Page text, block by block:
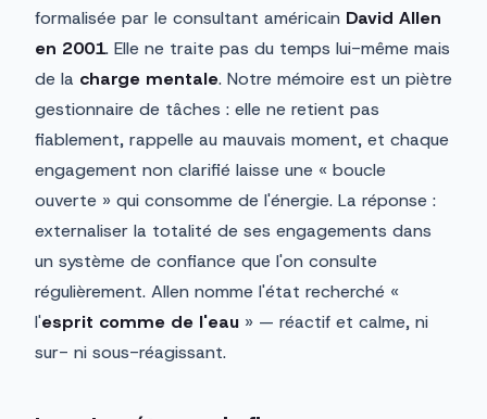
formalisée par le consultant américain David Allen
en 2001. Elle ne traite pas du temps lui-même mais
de la charge mentale. Notre mémoire est un piètre
gestionnaire de tâches : elle ne retient pas
fiablement, rappelle au mauvais moment, et chaque
engagement non clarifié laisse une « boucle
ouverte » qui consomme de l'énergie. La réponse :
externaliser la totalité de ses engagements dans
un système de confiance que l'on consulte
régulièrement. Allen nomme l'état recherché «
l'esprit comme de l'eau » — réactif et calme, ni
sur- ni sous-réagissant.